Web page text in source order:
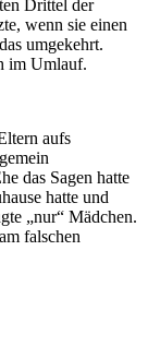
Drittel der
wenn sie einen
umgekehrt.
im Umlauf.
aufs
das Sagen hatte
hatte und
„nur“ Mädchen.
falschen